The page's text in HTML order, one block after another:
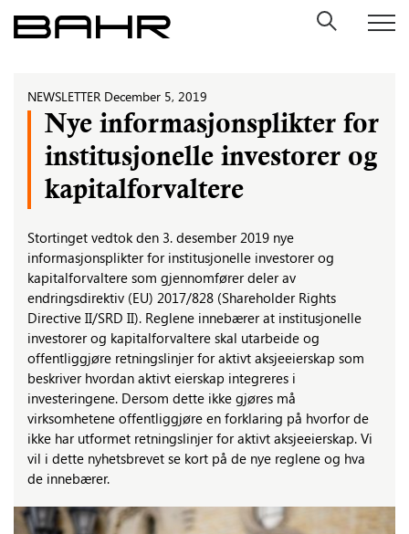
Skip
to
NEWSLETTER December 5, 2019
Nye informasjonsplikter for
institusjonelle investorer og
kapitalforvaltere
Stortinget vedtok den 3. desember 2019 nye
informasjonsplikter for institusjonelle investorer og
kapitalforvaltere som gjennomfører deler av
endringsdirektiv (EU) 2017/828 (Shareholder Rights
Directive II/SRD II). Reglene innebærer at institusjonelle
investorer og kapitalforvaltere skal utarbeide og
offentliggjøre retningslinjer for aktivt aksjeeierskap som
beskriver hvordan aktivt eierskap integreres i
investeringene. Dersom dette ikke gjøres må
virksomhetene offentliggjøre en forklaring på hvorfor de
ikke har utformet retningslinjer for aktivt aksjeeierskap. Vi
vil i dette nyhetsbrevet se kort på de nye reglene og hva
de innebærer.